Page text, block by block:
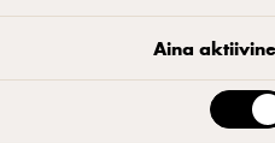
Heinonen
Aina